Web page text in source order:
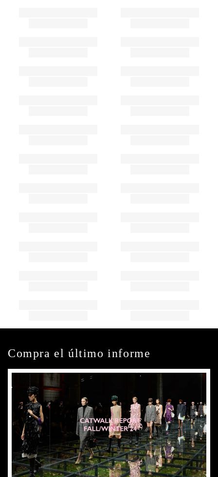
Compra el último informe